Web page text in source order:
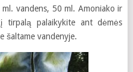
vandens, 50 ml. Amoniako ir
tirpalą palaikykite ant dėmės
šaltame vandenyje.